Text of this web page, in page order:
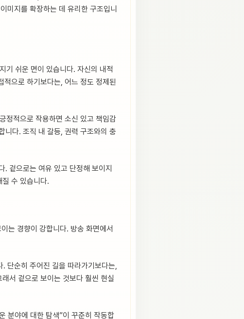
미지를 확장하는 데 유리한 구조입니
기 쉬운 면이 있습니다. 자신의 내적
으로 하기보다는, 어느 정도 정제된
정적으로 작용하면 소신 있고 책임감
니다. 조직 내 갈등, 권력 구조와의 충
겉으로는 여유 있고 단정해 보이지
질 수 있습니다.
는 경향이 강합니다. 방송 화면에서
. 단순히 주어진 길을 따라가기보다는,
서 겉으로 보이는 것보다 훨씬 현실
분야에 대한 탐색”이 꾸준히 작동합